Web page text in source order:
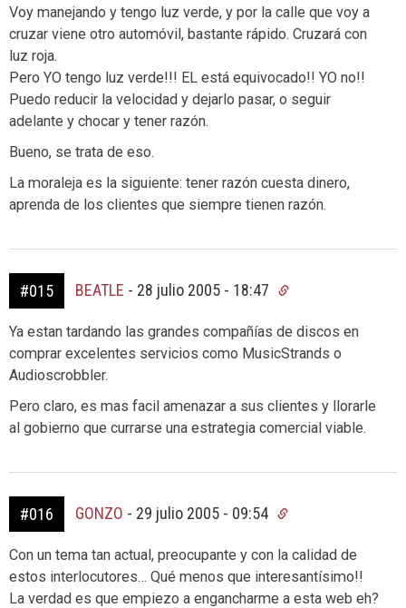
Voy manejando y tengo luz verde, y por la calle que voy a
cruzar viene otro automóvil, bastante rápido. Cruzará con
luz roja.
Pero YO tengo luz verde!!! EL está equivocado!! YO no!!
Puedo reducir la velocidad y dejarlo pasar, o seguir
adelante y chocar y tener razón.
Bueno, se trata de eso.
La moraleja es la siguiente: tener razón cuesta dinero,
aprenda de los clientes que siempre tienen razón.
#015 BEATLE - 28 julio 2005 - 18:47
Ya estan tardando las grandes compañías de discos en
comprar excelentes servicios como MusicStrands o
Audioscrobbler.
Pero claro, es mas facil amenazar a sus clientes y llorarle
al gobierno que currarse una estrategia comercial viable.
#016 GONZO - 29 julio 2005 - 09:54
Con un tema tan actual, preocupante y con la calidad de
estos interlocutores… Qué menos que interesantísimo!!
La verdad es que empiezo a engancharme a esta web eh?